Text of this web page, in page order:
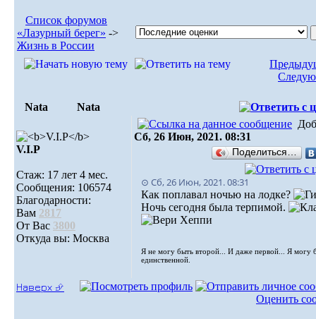
Список форумов
«Лазурный берег» ->
Жизнь в России
Nata Nata
V.I.Р
Стаж: 17 лет 4 мес.
Сообщения: 106574
Благодарности:
Вам 2817
От Вас 3800
Откуда вы: Москва
Сб, 26 Июн, 2021. 08:31
Поделиться…
⊙ Сб, 26 Июн, 2021. 08:31
Как поплавал ночью на лодке?
Ночь сегодня была терпимой.
Я не могу быть второй... И даже первой... Я могу
единственной.
Наверх ⮵
Оценить